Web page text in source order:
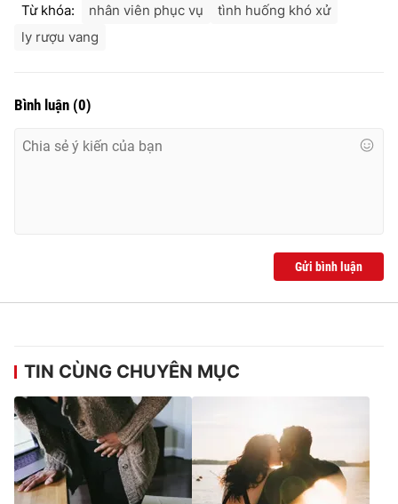
Từ khóa: nhân viên phục vụ
tình huống khó xử
ly rượu vang
Bình luận (0)
Gửi bình luận
TIN CÙNG CHUYÊN MỤC